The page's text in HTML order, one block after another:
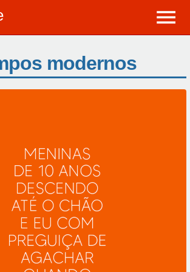
modernos